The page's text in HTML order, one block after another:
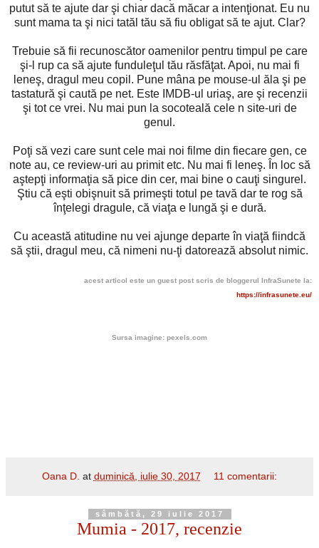
putut să te ajute dar şi chiar dacă măcar a intenţionat. Eu nu
sunt mama ta şi nici tatăl tău să fiu obligat să te ajut. Clar?
Trebuie să fii recunoscător oamenilor pentru timpul pe care
şi-l rup ca să ajute funduleţul tău răsfăţat. Apoi, nu mai fi
leneş, dragul meu copil. Pune mâna pe mouse-ul ăla şi pe
tastatură şi caută pe net. Este IMDB-ul uriaş, are şi recenzii
şi tot ce vrei. Nu mai pun la socoteală cele n site-uri de
genul.
Poţi să vezi care sunt cele mai noi filme din fiecare gen, ce
note au, ce review-uri au primit etc. Nu mai fi leneş. În loc să
aştepţi informaţia să pice din cer, mai bine o cauţi singurel.
Ştiu că eşti obişnuit să primeşti totul pe tavă dar te rog să
înţelegi dragule, că viaţa e lungă şi e dură.
Cu această atitudine nu vei ajunge departe în viaţă fiindcă
să ştii, dragul meu, că nimeni nu-ţi datorează absolut nimic.
acest articol este un guest post scris de bloggerul InfraSunete la:
https://infrasunete.eu/
Sursa imagine: pexels.com
Oana D. at duminică, iulie 30, 2017 11 comentarii:
sâmbătă, 29 iulie 2017
Mumia - 2017, recenzie